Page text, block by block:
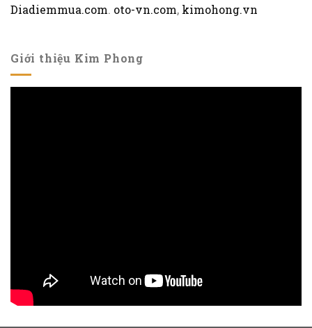
Diadiemmua.com. oto-vn.com, kimohong.vn
Giới thiệu Kim Phong